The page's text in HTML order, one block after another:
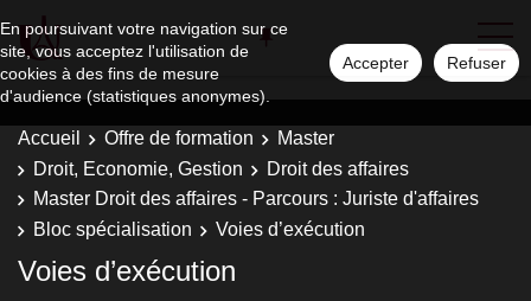
En poursuivant votre navigation sur ce
site, vous acceptez l'utilisation de
cookies à des fins de mesure
d'audience (statistiques anonymes).
Accepter Refuser
Accueil Offre de formation
Master
Droit, Economie, Gestion
Droit des affaires
Master Droit des affaires - Parcours : Juriste d'affaires
Bloc spécialisation
Voies d’exécution
Voies d’exécution